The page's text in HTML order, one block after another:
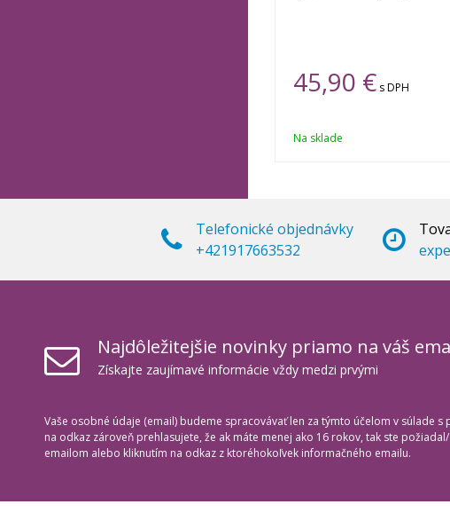
45,90 € s DPH
Na sklade
Telefonické objednávky
+421917663532
Najdôležitejšie novinky priamo na váš
Získajte zaujímavé informácie vždy medzi prvými
Vaše osobné údaje (email) budeme spracovávať len za týmto účelom v súlade s
na odkaz zároveň prehlasujete, že ak máte menej ako 16 rokov, tak ste
emailom alebo kliknutím na odkaz z ktoréhokoľvek informačného emailu.